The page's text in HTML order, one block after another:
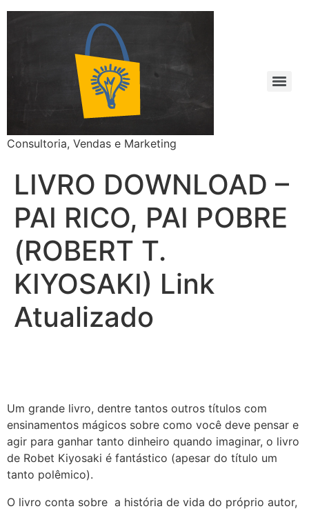
Consultoria, Vendas e Marketing
LIVRO DOWNLOAD –
PAI RICO, PAI POBRE
(ROBERT T.
KIYOSAKI) Link
Atualizado
Um grande livro, dentre tantos outros títulos com
ensinamentos mágicos sobre como você deve pensar e
agir para ganhar tanto dinheiro quando imaginar, o livro
de Robet Kiyosaki é fantástico (apesar do título um
tanto polêmico).
O livro conta sobre a história de vida do próprio autor,